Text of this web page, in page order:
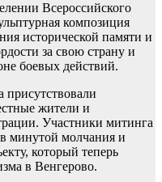
Всероссийского
композиция
исторической памяти и
за свою страну и
боевых действий.
жители и
Участники митинга
минутой молчания и
который теперь
в Венгерово.